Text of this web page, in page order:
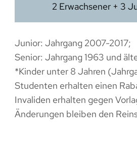
2 Erwachsener + 3
Junior: Jahrgang 2007-2017;
Senior: Jahrgang 1963 und
*Kinder unter 8 Jahren
Studenten erhalten einen
Invaliden erhalten gegen
Änderungen bleiben den